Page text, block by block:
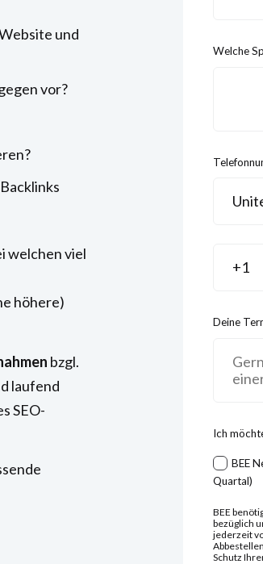
und
vor?
welchen viel
höhere)
bzgl.
laufend
SEO-
Welche
Deine
Ich
BEE
Quartal)
BEE
bezüglich
jederzeit
Schutz